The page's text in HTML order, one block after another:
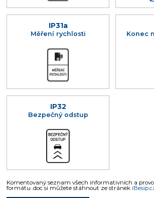
IP31a
Měření rychlosti Konec
IP32
Bezpečný odstup
Komentovaný seznam všech informativních a
formátu .doc si můžete stáhnout ze stránek